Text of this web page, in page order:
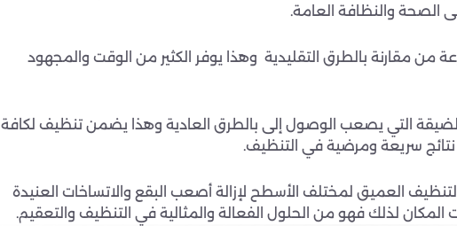
الصحة والنظافة العامة.
من مقارنة بالطرق التقليدية وهذا يوفر الكثير من الوقت والمجهود
الضيقة التي يصعب الوصول إلى بالطرق العادية وهذا يضمن تنظيف لكافة
نتائج سريعة ومرضية في التنظيف.
العميق لمختلف الأسطح لإزالة أصعب البقع والاتساخات العنيدة
لذلك فهو من الحلول الفعالة والمثالية في التنظيف والتعقيم.